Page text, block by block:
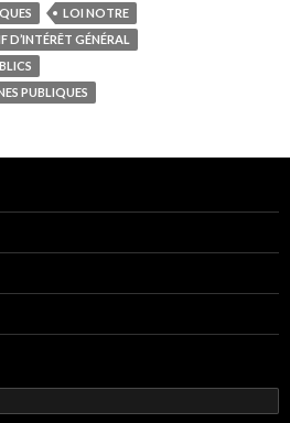
LOI NOTRE
D’INTÉRÊT GÉNÉRAL
PUBLIQUES